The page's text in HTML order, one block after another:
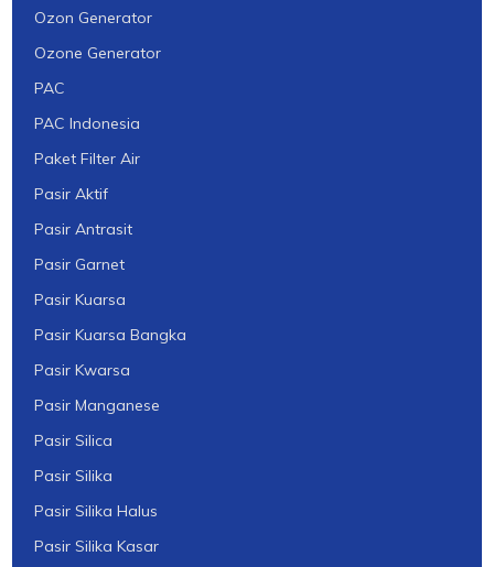
Ozon Generator
Ozone Generator
PAC
PAC Indonesia
Paket Filter Air
Pasir Aktif
Pasir Antrasit
Pasir Garnet
Pasir Kuarsa
Pasir Kuarsa Bangka
Pasir Kwarsa
Pasir Manganese
Pasir Silica
Pasir Silika
Pasir Silika Halus
Pasir Silika Kasar